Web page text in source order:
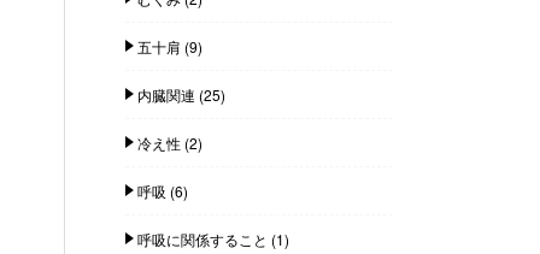
五十肩 (9)
内臓関連 (25)
冷え性(2)
呼吸 (6)
呼吸に関係すること (1)